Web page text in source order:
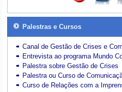
Palestras e Cursos
Canal de Gestão de Crises e
Entrevista ao programa Mundo
Palestra sobre Gestão de Crises
Palestra ou Curso de
Curso de Relações com a